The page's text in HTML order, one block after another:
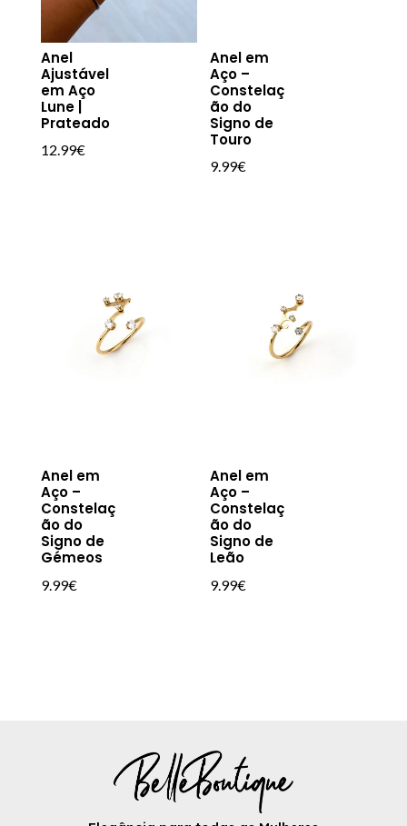
Anel
Ajustável
em Aço
Lune |
Prateado
12.99€
Anel em
Aço –
Constelaç
ão do
Signo de
Touro
9.99€
Anel em
Aço –
Constelaç
ão do
Signo de
Gémeos
9.99€
Anel em
Aço –
Constelaç
ão do
Signo de
Leão
9.99€